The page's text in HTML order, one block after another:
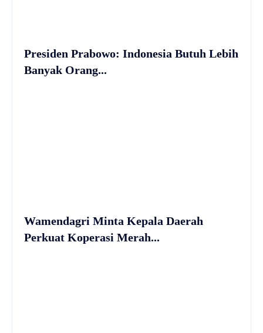
Presiden Prabowo: Indonesia Butuh Lebih
Banyak Orang...
Wamendagri Minta Kepala Daerah
Perkuat Koperasi Merah...